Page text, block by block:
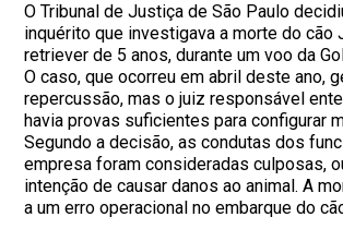
O Tribunal de Justiça de São Paulo
inquérito que investigava a morte do cão
retriever de 5 anos, durante um voo da
O caso, que ocorreu em abril deste ano,
repercussão, mas o juiz responsável
havia provas suficientes para configurar
Segundo a decisão, as condutas dos
empresa foram consideradas culposas,
intenção de causar danos ao animal. A
a um erro operacional no embarque do